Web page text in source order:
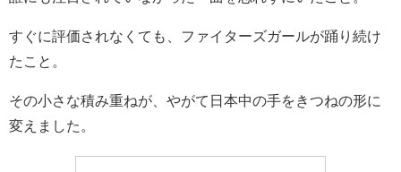
すぐに評価されなくても、ファイターズガールが踊り続け
たこと。
その小さな積み重ねが、やがて日本中の手をきつねの形に
変えました。